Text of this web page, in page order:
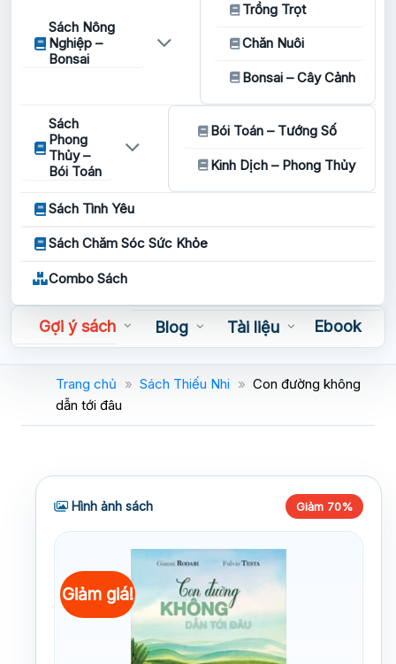
Sách Nông
Nghiệp –
Bonsai
Trồng Trọt
Chăn Nuôi
Bonsai – Cây Cảnh
Sách
Phong
Thủy –
Bói Toán
Bói Toán – Tướng Số
Kinh Dịch – Phong Thủy
Sách Tình Yêu
Sách Chăm Sóc Sức Khỏe
Combo Sách
Gợi ý sách Blog Tài liệu
Ebook
Sách nói
Trang chủ » Sách Thiếu Nhi » Con đường không
dẫn tới đâu
Hình ảnh sách Giảm 70%
Giảm giá!